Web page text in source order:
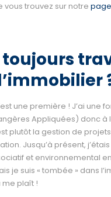
vous trouvez sur notre
une première ! J’ai une
Appliquées) donc à
plutôt la gestion de
Jusqu’à présent,
et environnemental
je suis « tombée » dans
me plaît !